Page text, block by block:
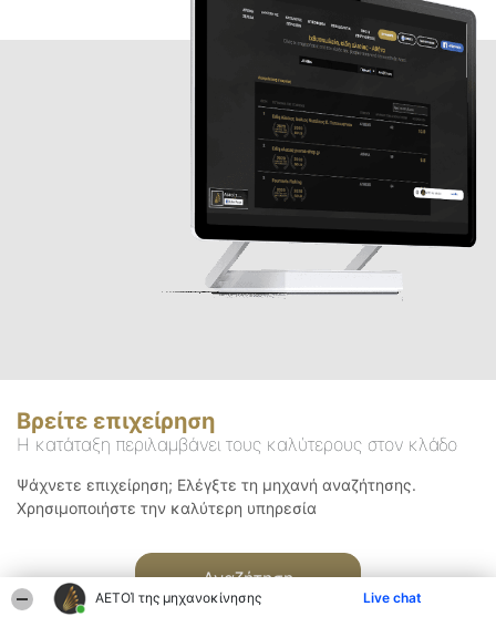
ΑΕΤΟΊ της μηχανοκίνησης Live chat
Βρείτε επιχείρηση
Η κατάταξη περιλαμβάνει τους καλύτερους στον κλάδο
Ψάχνετε επιχείρηση; Ελέγξτε τη μηχανή αναζήτησης.
Χρησιμοποιήστε την καλύτερη υπηρεσία
Αναζήτηση